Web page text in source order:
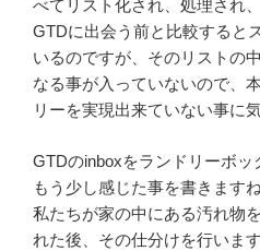
べてリスト化され、処理され
GTDに出会う前と比較すると
いるのですが、そのリストの
なる事が入っていないので、
リーを実現出来ていない事に
GTDのinboxをランドリーボッ
もう少し感じた事を書きますね
私たちが家の中にある汚れ物
れた後、その仕分けを行います